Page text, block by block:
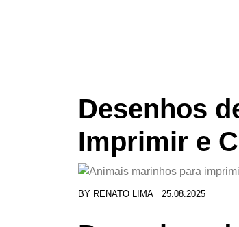
Desenhos
Imprimir e
BY RENATO LIMA 25.08.2025